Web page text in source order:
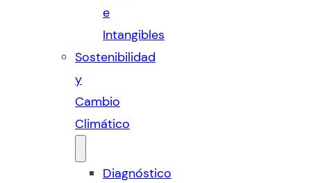
e
Intangibles
Sostenibilidad
y
Cambio
Climático
Diagnóstico